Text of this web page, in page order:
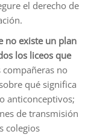
el derecho de
no existe un plan
los liceos que
compañeras no
qué significa
anticonceptivos;
de transmisión
colegios